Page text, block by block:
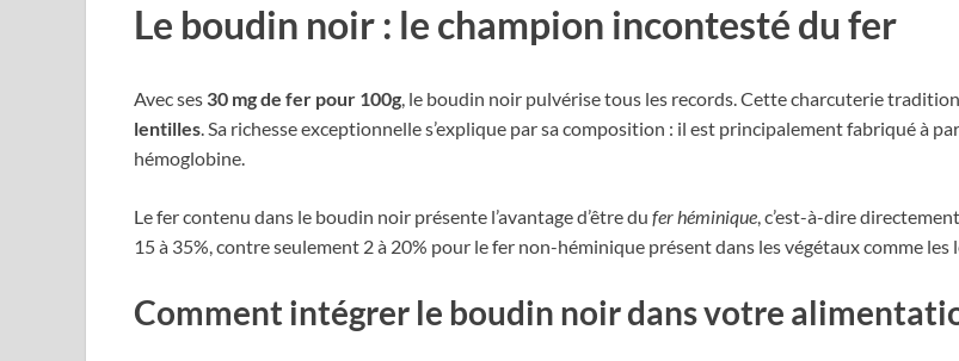
Le boudin noir : le champion incontesté du fer
Avec ses 30 mg de fer pour 100g, le boudin noir pulvérise tous les records. Cette charcuterie
lentilles. Sa richesse exceptionnelle s’explique par sa composition : il est principalement fabriqué à
hémoglobine.
Le fer contenu dans le boudin noir présente l’avantage d’être du fer héminique, c’est-à-dire
15 à 35%, contre seulement 2 à 20% pour le fer non-héminique présent dans les végétaux comme les
Comment intégrer le boudin noir dans votre